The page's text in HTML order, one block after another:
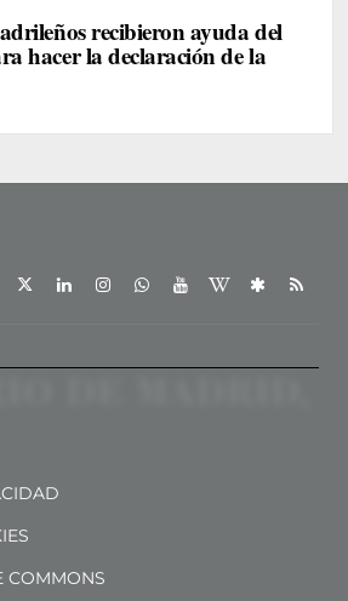
recibieron ayuda del
hacer la declaración de la
COMMONS